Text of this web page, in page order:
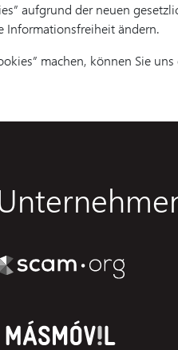
aufgrund der neuen
Informationsfreiheit ändern.
machen, können Sie